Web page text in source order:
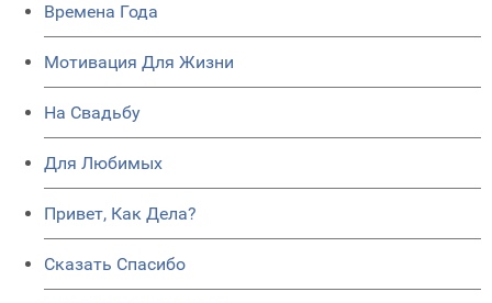
Времена Года
Мотивация Для Жизни
На Свадьбу
Для Любимых
Привет, Как Дела?
Сказать Спасибо